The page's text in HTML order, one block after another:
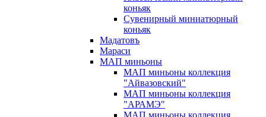
коньяк
Сувенирный миниатюрный
коньяк
Мадатовъ
Мараси
МАП миньоны
МАП миньоны коллекция
"Айвазовский"
МАП миньоны коллекция
"АРАМЭ"
МАП миньоны коллекция